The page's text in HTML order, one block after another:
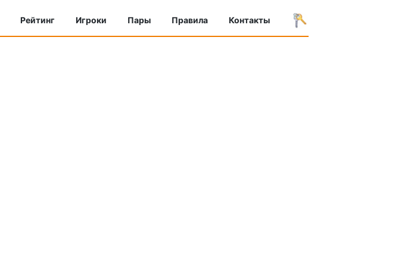
Рейтинг Игроки Пары Правила Контакты